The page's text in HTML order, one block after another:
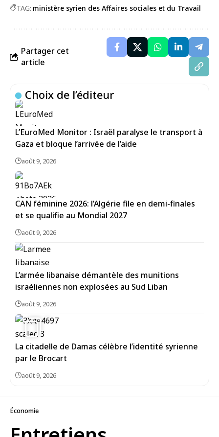
TAG: ministère syrien des Affaires sociales et du Travail
Partager cet
article
Choix de l’éditeur
L’EuroMed Monitor : Israël paralyse le transport à
Gaza et bloque l’arrivée de l’aide
août 9, 2026
CAN féminine 2026: l’Algérie file en demi-finales
et se qualifie au Mondial 2027
août 9, 2026
L’armée libanaise démantèle des munitions
israéliennes non explosées au Sud Liban
août 9, 2026
4
La citadelle de Damas célèbre l’identité syrienne
par le Brocart
août 9, 2026
Économie